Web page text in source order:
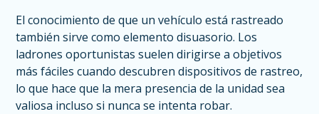
El conocimiento de que un vehículo está rastreado
también sirve como elemento disuasorio. Los
ladrones oportunistas suelen dirigirse a objetivos
más fáciles cuando descubren dispositivos de rastreo,
lo que hace que la mera presencia de la unidad sea
valiosa incluso si nunca se intenta robar.